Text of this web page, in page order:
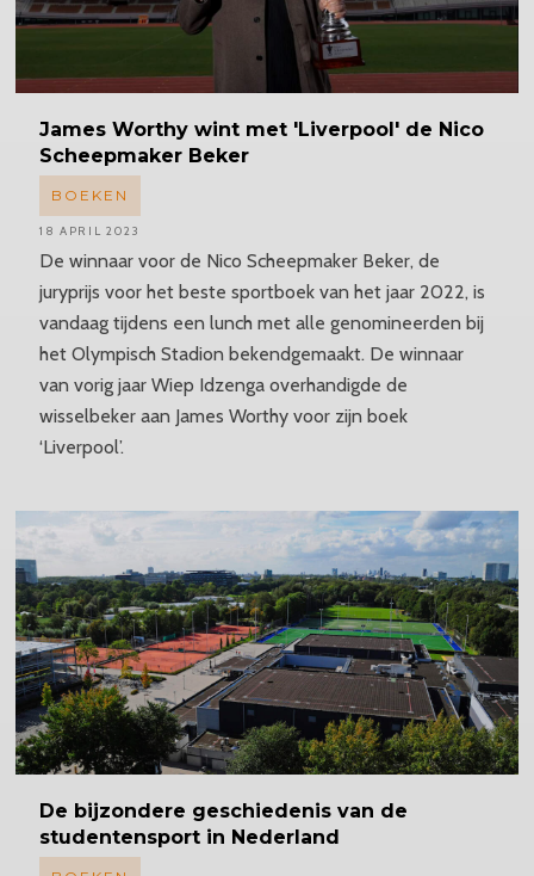
James Worthy wint met 'Liverpool' de Nico
Scheepmaker Beker
De winnaar voor de Nico Scheepmaker Beker, de
juryprijs voor het beste sportboek van het jaar 2022, is
vandaag tijdens een lunch met alle genomineerden bij
het Olympisch Stadion bekendgemaakt. De winnaar
van vorig jaar Wiep Idzenga overhandigde de
wisselbeker aan James Worthy voor zijn boek
‘Liverpool’.
BOEKEN
18 APRIL 2023
De bijzondere geschiedenis van de
studentensport in Nederland